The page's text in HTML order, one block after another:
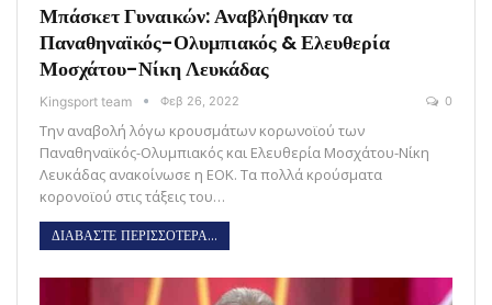
Μπάσκετ Γυναικών: Αναβλήθηκαν τα
Παναθηναϊκός-Ολυμπιακός & Ελευθερία
Μοσχάτου-Νίκη Λευκάδας
Kingsport team Φεβ 26, 2022 0
Την αναβολή λόγω κρουσμάτων κορωνοϊού των
Παναθηναϊκός-Ολυμπιακός και Ελευθερία Μοσχάτου-Νίκη
Λευκάδας ανακοίνωσε η ΕΟΚ. Τα πολλά κρούσματα
κορονοϊού στις τάξεις του…
ΔΙΑΒΑΣΤΕ ΠΕΡΙΣΣΟΤΕΡΑ...